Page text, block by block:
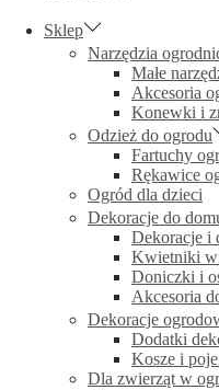
Sklep
Narzędzia
Małe
Akcesoria
Konewki i
Odzież do ogrodu
Fartuchy
Rękawice
Ogród dla dzieci
Dekoracje do
Dekoracje i
Kwietniki
Doniczki i
Akcesoria
Dekoracje
Dodatki
Kosze i
Dla zwierząt w